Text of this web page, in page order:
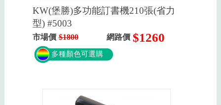
KW(堡勝)多功能訂書機210張(省力
型) #5003
市場價 $1800 網路價 $1260
多種顏色可選購